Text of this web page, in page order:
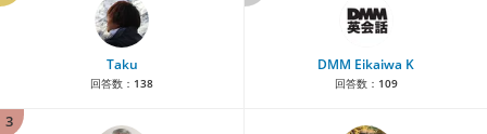
Taku
回答数： 138
DMM Eikaiwa K
回答数： 109
3